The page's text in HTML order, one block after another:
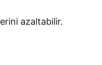
azaltabilir.